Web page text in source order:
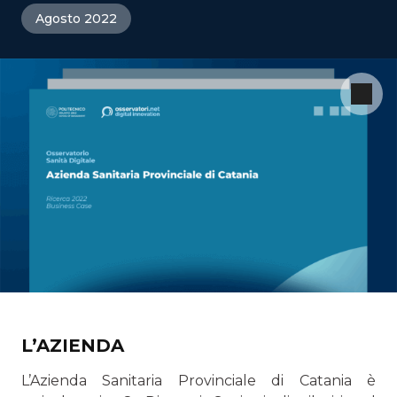
Agosto 2022
L’AZIENDA
L’Azienda Sanitaria Provinciale di Catania è